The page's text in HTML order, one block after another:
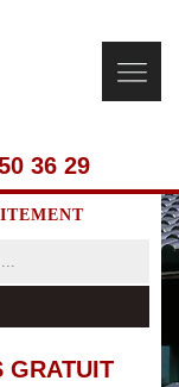
36 29
GRATUIT